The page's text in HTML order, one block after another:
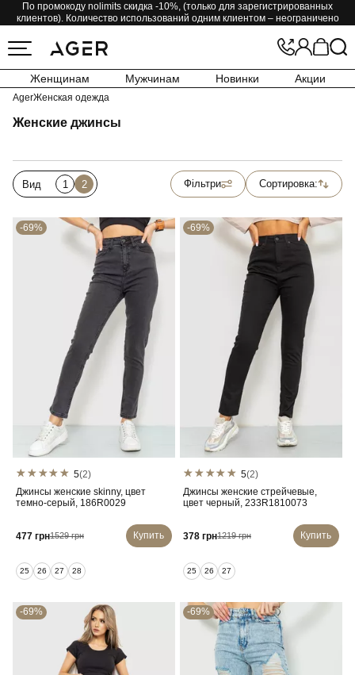
По промокоду nolimits скидка -10%, (только для зарегистрированных
клиентов). Количество использований одним клиентом – неограничено
Женщинам Мужчинам Новинки Акции
AgerЖенская одежда
Женские джинсы
Вид 1 2 Фільтри Сортировка:
-69%
5(2)
Джинсы женские skinny, цвет
темно-серый, 186R0029
477 грн1529 грн Купить
25 26 27 28
-69%
5(2)
Джинсы женские стрейчевые,
цвет черный, 233R1810073
378 грн1219 грн Купить
25 26 27
-69% -69%